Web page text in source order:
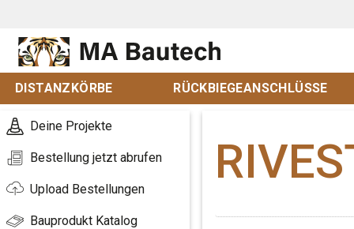
Deine Projekte
Bestellung jetzt abrufen
Upload Bestellungen
Bauprodukt Katalog
DISTANZKÖRBE RÜCKBIEGEANSCHLÜSSE